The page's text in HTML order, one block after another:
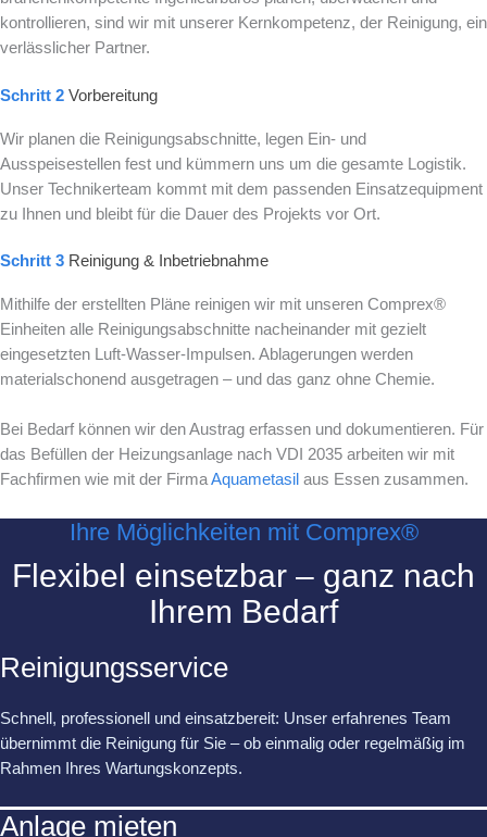
kontrollieren, sind wir mit unserer Kernkompetenz, der Reinigung, ein
verlässlicher Partner.
Schritt 2 Vorbereitung
Wir planen die Reinigungsabschnitte, legen Ein- und
Ausspeisestellen fest und kümmern uns um die gesamte Logistik.
Unser Technikerteam kommt mit dem passenden Einsatzequipment
zu Ihnen und bleibt für die Dauer des Projekts vor Ort.
Schritt 3 Reinigung & Inbetriebnahme
Mithilfe der erstellten Pläne reinigen wir mit unseren Comprex®
Einheiten alle Reinigungsabschnitte nacheinander mit gezielt
eingesetzten Luft-Wasser-Impulsen. Ablagerungen werden
materialschonend ausgetragen – und das ganz ohne Chemie.
Bei Bedarf können wir den Austrag erfassen und dokumentieren. Für
das Befüllen der Heizungsanlage nach VDI 2035 arbeiten wir mit
Fachfirmen wie mit der FirmaAquametasil aus Essen zusammen.
Ihre Möglichkeiten mit Comprex®
Flexibel einsetzbar – ganz nach
Ihrem Bedarf
Reinigungsservice
Schnell, professionell und einsatzbereit: Unser erfahrenes Team
übernimmt die Reinigung für Sie – ob einmalig oder regelmäßig im
Rahmen Ihres Wartungskonzepts.
Anlage mieten